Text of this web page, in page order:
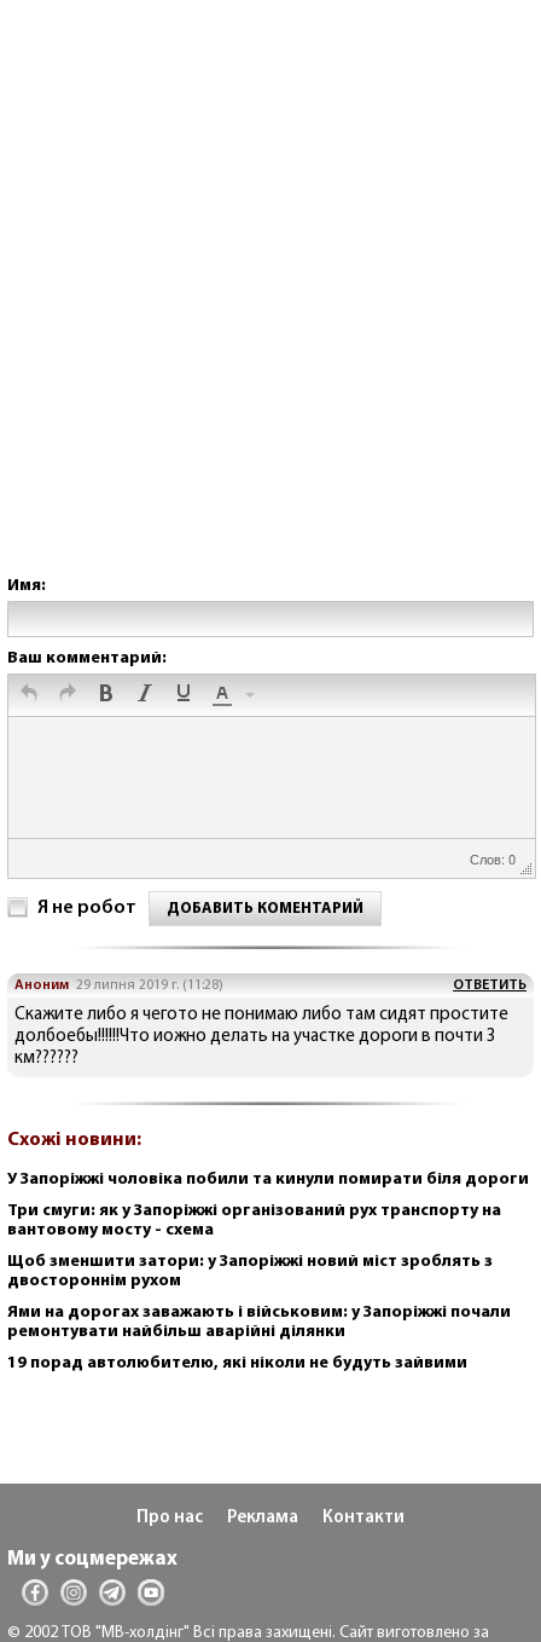
Имя:
Ваш комментарий:
Слов: 0
Я не робот ДОБАВИТЬ КОМЕНТАРИЙ
Аноним 29 липня 2019 г. (11:28) ОТВЕТИТЬ
Скажите либо я чегото не понимаю либо там сидят простите
долбоебы!!!!!!Что иожно делать на участке дороги в почти 3
км??????
Схожі новини:
У Запоріжжі чоловіка побили та кинули помирати біля дороги
Три смуги: як у Запоріжжі організований рух транспорту на
вантовому мосту - схема
Щоб зменшити затори: у Запоріжжі новий міст зроблять з
двостороннім рухом
Ями на дорогах заважають і військовим: у Запоріжжі почали
ремонтувати найбільш аварійні ділянки
19 порад автолюбителю, які ніколи не будуть зайвими
Про нас Реклама Контакти
Ми у соцмережах
© 2002 ТОВ "МВ-холдінг" Всі права захищені. Сайт виготовлено за